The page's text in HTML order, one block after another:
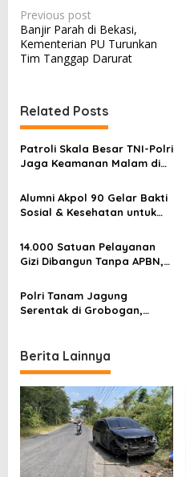
P
o
s
n
a
v
i
g
a
t
i
n
Previous post
Banjir Parah di Bekasi,
Kementerian PU Turunkan
Tim Tanggap Darurat
Related Posts
Patroli Skala Besar TNI-Polri
Jaga Keamanan Malam di
Alumni Akpol 90 Gelar Bakti
Sosial & Kesehatan untuk
Demak
14.000 Satuan Pelayanan
Gizi Dibangun Tanpa APBN,
Rp28 Triliun
Polri Tanam Jagung
Serentak di Grobogan,
Pangan
Berita Lainnya